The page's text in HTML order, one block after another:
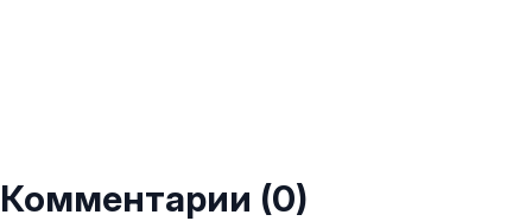
Комментарии (0)